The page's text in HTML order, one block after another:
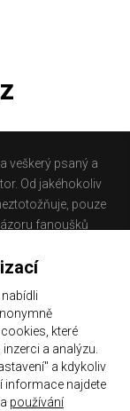
veškerý psaný a
Od jakéhokoliv
pouze
fanoušků
lidé mohou
Sb., o některých
zákonů
společnosti) a
za příspěvky
které
a analýzu.
a kdykoliv
informace najdete
a používání